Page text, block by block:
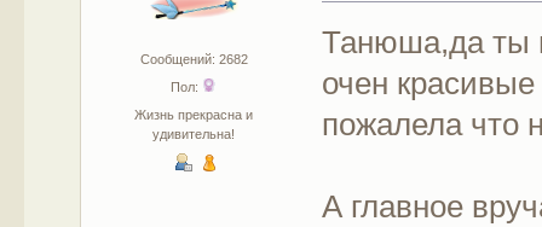
Сообщений: 2682
Пол:
Жизнь прекрасна и
удивительна!
Танюша,да ты
очен
пожалела что
А главное